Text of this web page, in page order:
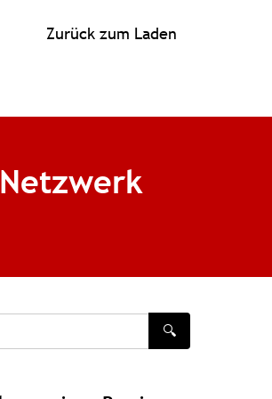
Zurück zum Laden
🔍